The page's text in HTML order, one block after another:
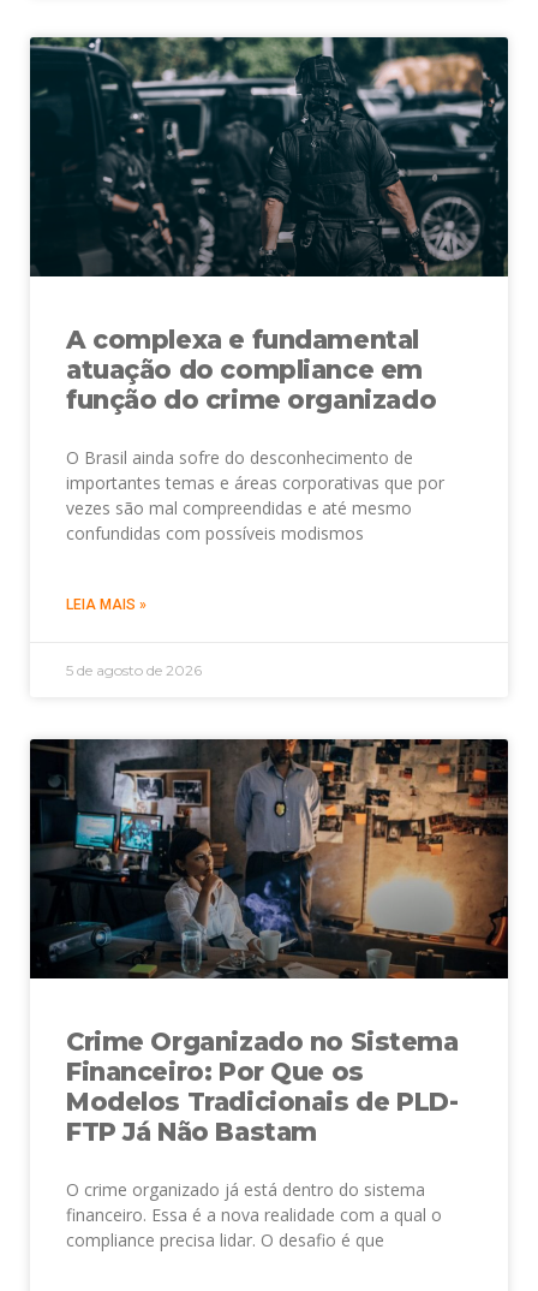
A complexa e fundamental
atuação do compliance em
função do crime organizado
O Brasil ainda sofre do desconhecimento de
importantes temas e áreas corporativas que por
vezes são mal compreendidas e até mesmo
confundidas com possíveis modismos
LEIA MAIS »
5 de agosto de 2026
Crime Organizado no Sistema
Financeiro: Por Que os
Modelos Tradicionais de PLD-
FTP Já Não Bastam
O crime organizado já está dentro do sistema
financeiro. Essa é a nova realidade com a qual o
compliance precisa lidar. O desafio é que